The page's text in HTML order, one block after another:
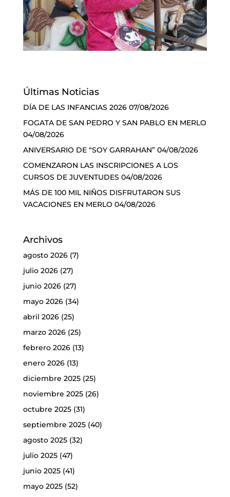
Últimas Noticias
DÍA DE LAS INFANCIAS 2026 07/08/2026
FOGATA DE SAN PEDRO Y SAN PABLO EN MERLO
04/08/2026
ANIVERSARIO DE “SOY GARRAHAN” 04/08/2026
COMENZARON LAS INSCRIPCIONES A LOS
CURSOS DE JUVENTUDES 04/08/2026
MÁS DE 100 MIL NIÑOS DISFRUTARON SUS
VACACIONES EN MERLO 04/08/2026
Archivos
agosto 2026(7)
julio 2026(27)
junio 2026(27)
mayo 2026(34)
abril 2026(25)
marzo 2026(25)
febrero 2026(13)
enero 2026(13)
diciembre 2025(25)
noviembre 2025(26)
octubre 2025(31)
septiembre 2025(40)
agosto 2025(32)
julio 2025(47)
junio 2025(41)
mayo 2025(52)